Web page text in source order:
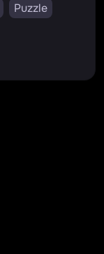
Puzzle